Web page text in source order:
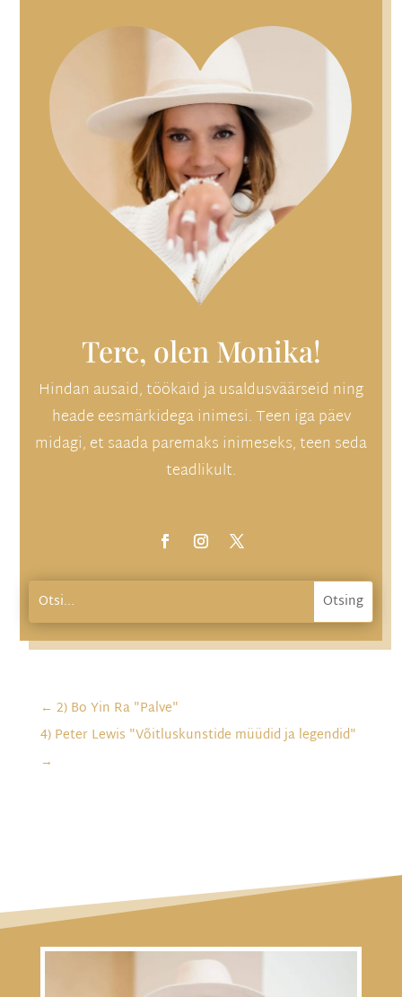
Tere, olen Monika!
Hindan ausaid, töökaid ja usaldusväärseid ning
heade eesmärkidega inimesi. Teen iga päev
midagi, et saada paremaks inimeseks, teen seda
teadlikult.
← 2) Bo Yin Ra "Palve"
4) Peter Lewis "Võitluskunstide müüdid ja legendid"
→